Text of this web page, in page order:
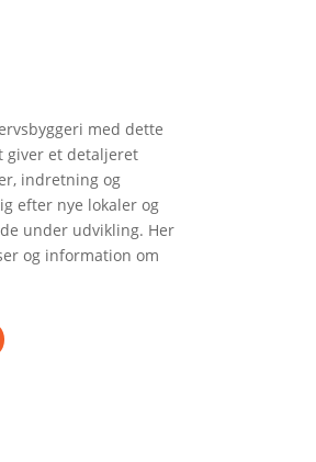
med dette
giver et detaljeret
indretning og
efter nye lokaler og
under udvikling. Her
og information om